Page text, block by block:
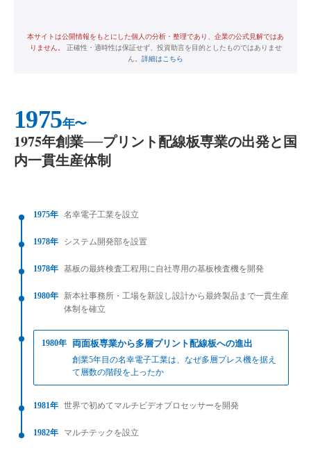
本サイトは公開情報をもとにした個人の分析・整理であり、企業の公式見解ではあ
りません。
正確性・適時性は保証せず、投資助言を目的としたものではありませ
ん。 詳細はこちら
1975年〜
1975年創業──プリント配線板専業の出発と国
内一貫生産体制
1975年 名幸電子工業を設立
1978年 システム開発部を設置
1978年 基板の最終検査工程用に自社専用の基板検査機を開発
1980年
新本社事務所・工場を新設し設計から最終製品まで一貫生産
体制を確立
1980年 両面板専業から多層プリント配線板への進出
創業5年目の名幸電子工業は、なぜ多層プレス機を据え
て層数の階段を上ったか
1981年 世界で初めてマルチビデオプロセッサーを開発
1982年 マルチテックを設立